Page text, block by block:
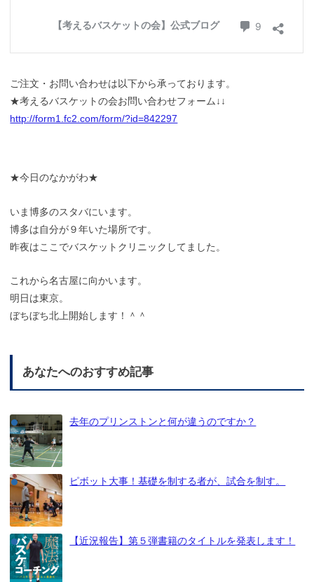
ご注文・お問い合わせは以下から承っております。
★考えるバスケットの会お問い合わせフォーム↓↓
http://form1.fc2.com/form/?id=842297
★今日のなかがわ★
いま博多のスタバにいます。
博多は自分が９年いた場所です。
昨夜はここでバスケットクリニックしてました。
これから名古屋に向かいます。
明日は東京。
ぼちぼち北上開始します！＾＾
あなたへのおすすめ記事
去年のプリンストンと何が違うのですか？
ピボット大事！基礎を制する者が、試合を制す。
【近況報告】第５弾書籍のタイトルを発表します！